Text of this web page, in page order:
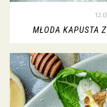
MŁODA KAPUSTA